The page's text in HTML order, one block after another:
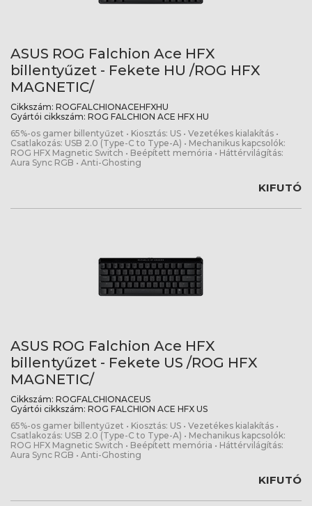
ASUS ROG Falchion Ace HFX
billentyűzet - Fekete HU /ROG HFX
MAGNETIC/
Cikkszám: ROGFALCHIONACEHFXHU
Gyártói cikkszám: ROG FALCHION ACE HFX HU
65%-os gamer billentyűzet • Kiosztás: US • Vezetékes kialakítás •
Csatlakozás: USB 2.0 (Type-C to Type-A) • Mechanikus kapcsolók:
ROG HFX Magnetic Switch • Beépített memória • Háttérvilágítás:
Aura Sync RGB • Anti-Ghosting
KIFUTÓ
ASUS ROG Falchion Ace HFX
billentyűzet - Fekete US /ROG HFX
MAGNETIC/
Cikkszám: ROGFALCHIONACEUS
Gyártói cikkszám: ROG FALCHION ACE HFX US
65%-os gamer billentyűzet • Kiosztás: US • Vezetékes kialakítás •
Csatlakozás: USB 2.0 (Type-C to Type-A) • Mechanikus kapcsolók:
ROG HFX Magnetic Switch • Beépített memória • Háttérvilágítás:
Aura Sync RGB • Anti-Ghosting
KIFUTÓ